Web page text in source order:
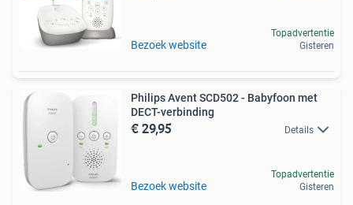
Bezoek website
Topadvertentie
Gisteren
Philips Avent SCD502 - Babyfoon met
DECT-verbinding
€ 29,95 Details
Bezoek website
Topadvertentie
Gisteren